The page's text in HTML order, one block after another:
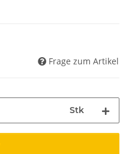
Frage zum Artikel
Stk